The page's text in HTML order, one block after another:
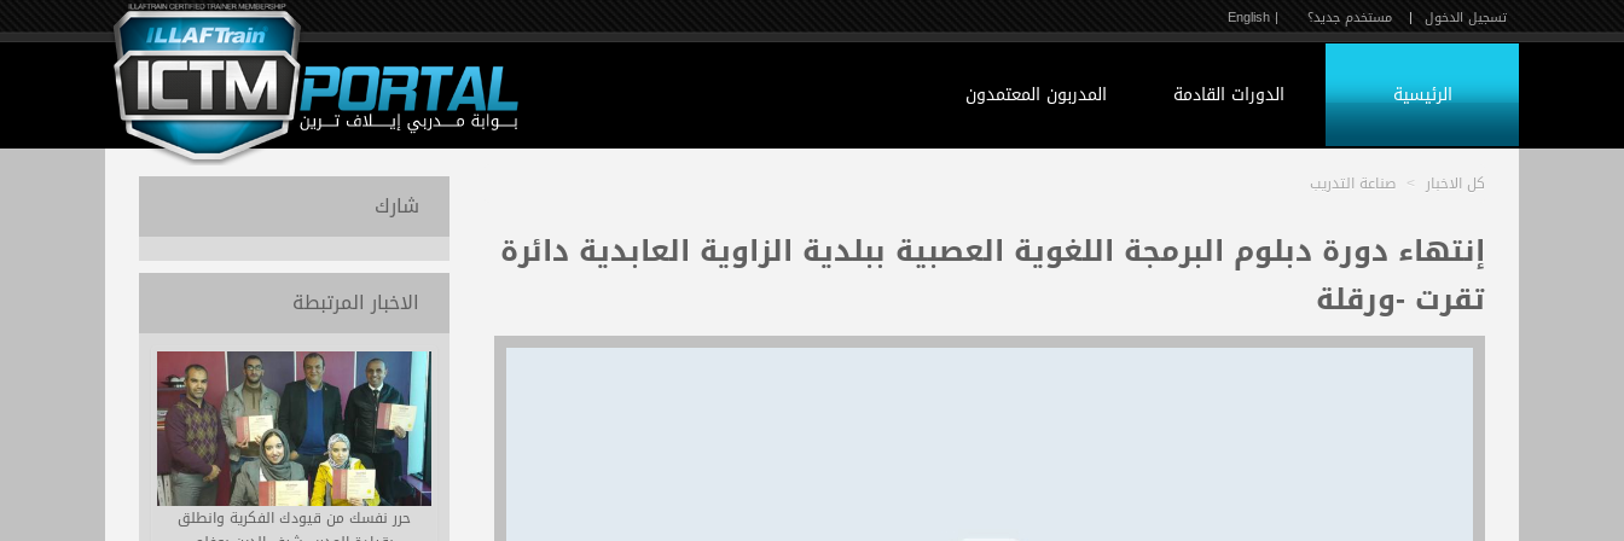
تسجيل الدخول | مستخدم جديد؟ | English
الرئيسية الدورات القادمة المدربون المعتمدون
كل الاخبار > صناعة التدريب
إنتهاء دورة دبلوم البرمجة اللغوية العصبية ببلدية الزاوية العابدية دائرة
تقرت -ورقلة
شارك
الاخبار المرتبطة
حرر نفسك من قيودك الفكرية وانطلق